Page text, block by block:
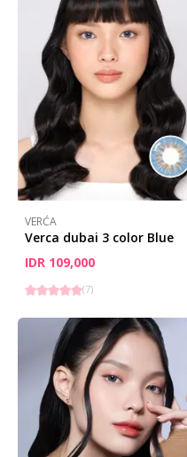
VERĆA
Verca dubai 3 color Blue
IDR 109,000
(7)